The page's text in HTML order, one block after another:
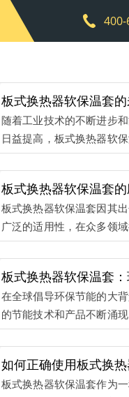
行业知识
板式换热器软保温套
随着工业技术的不断进步
日益提高，板式换热器软
效节能的保温产品，正迎
和新的发展趋势。
...
板式换热器软保温套因其
广泛的适用性，在众多领
用，并取得了显著的效果。
在全球倡导环保节能的大
的节能技术和产品不断涌
保温套作为一种新型的节
渐成为环保节能的新选择。
...
如何正确使用板式换
板式换热器软保温套作为